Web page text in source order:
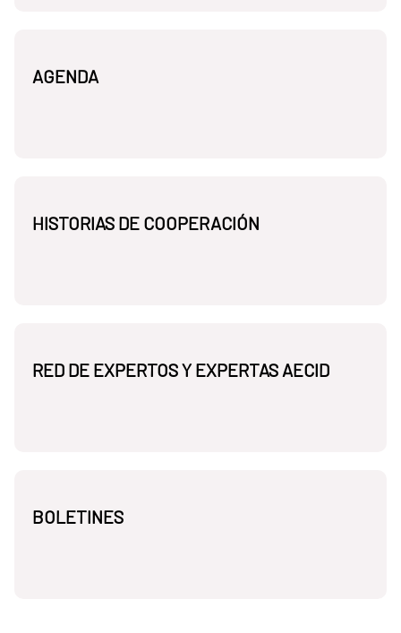
AGENDA
HISTORIAS DE COOPERACIÓN
RED DE EXPERTOS Y EXPERTAS AECID
BOLETINES